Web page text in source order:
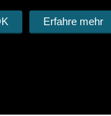
Erfahre mehr